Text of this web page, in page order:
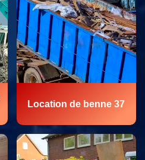
Location de benne 37